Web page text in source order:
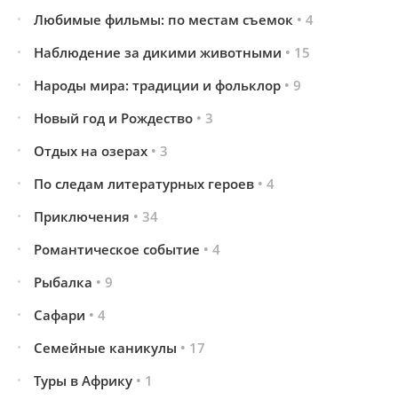
Любимые фильмы: по местам съемок • 4
Наблюдение за дикими животными • 15
Народы мира: традиции и фольклор • 9
Новый год и Рождество • 3
Отдых на озерах • 3
По следам литературных героев • 4
Приключения • 34
Романтическое событие • 4
Рыбалка • 9
Сафари • 4
Семейные каникулы • 17
Туры в Африку • 1